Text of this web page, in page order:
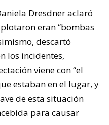
Dresdner aclaró
eran “bombas
descartó
los incidentes,
viene con “el
estaban en el lugar, y
de esta situación
para causar